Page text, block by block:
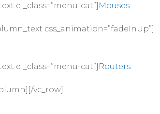
el_class=”menu-cat”] Mouses
css_animation=”fadeInUp”]
el_class=”menu-cat”] Routers
vc_row]